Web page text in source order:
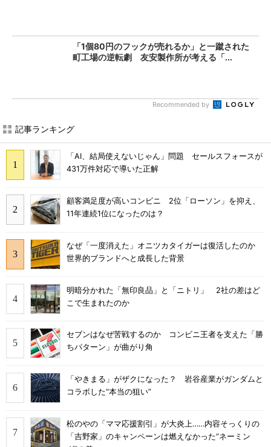
「1個80円のフックが売れるか」と一蹴された
町工場の逆転劇 友安製作所が考える「...
Recommended by
記事ランキング
「AI、結局使えないじゃん」問題 セールスフォースが
431万件対応で導いた正解
顧客満足度が高いコンビニ 2位「ローソン」を抑え、
11年連続1位になったのは？
なぜ「一度消えた」オニツカタイガーは復活したのか
世界的ブランドへと成長した背景
明暗分かれた「無印良品」と「ニトリ」 2社の差はど
こで生まれたのか
セブンはなぜ苦戦するのか コンビニ王者を支えた「勝
ちパターン」が曲がり角
「やきまる」がザクになった？ 岩谷産業がガンダムと
コラボした“本当の狙い”
松のやの「ママ応援割引」が大炎上……内容そっくりの
「吉野家」のキャンペーンは燃えなかった“ネーミン